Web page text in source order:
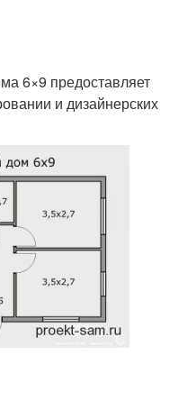
6×9 предоставляет
и дизайнерских